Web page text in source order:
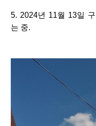
5. 2024년 11월 13일
는 중.